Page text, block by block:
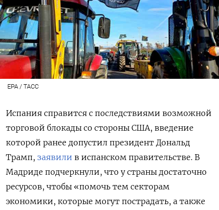
EPA / ТАСС
Испания справится с последствиями возможной
торговой блокады со стороны США, введение
которой ранее допустил президент Дональд
Трамп, заявили в испанском правительстве. В
Мадриде подчеркнули, что у страны достаточно
ресурсов, чтобы «помочь тем секторам
экономики, которые могут пострадать, а также